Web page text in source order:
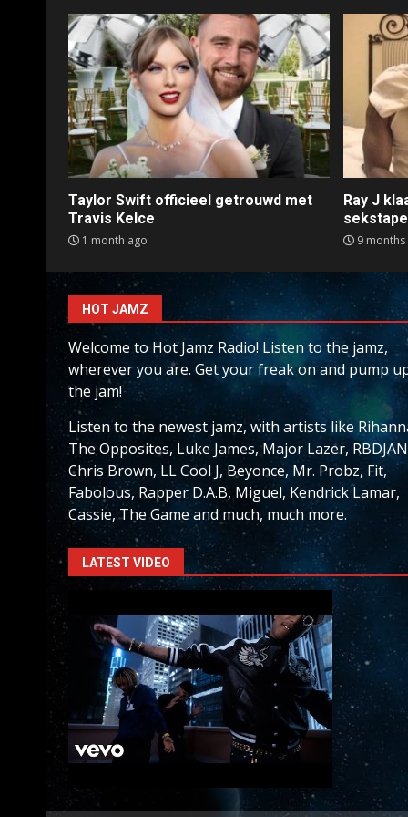
Taylor Swift officieel getrouwd met
Travis Kelce
1 month ago
Ray J
sekstape
9 months
HOT JAMZ
Welcome to Hot Jamz Radio! Listen to the jamz,
wherever you are. Get your freak on and pump
the jam!
Listen to the newest jamz, with artists like
The Opposites, Luke James, Major Lazer,
Chris Brown, LL Cool J, Beyonce, Mr. Probz, Fit,
Fabolous, Rapper D.A.B, Miguel, Kendrick Lamar,
Cassie, The Game and much, much more.
LATEST VIDEO